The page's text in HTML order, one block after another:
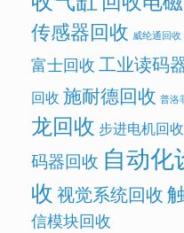
传感器回收 威纶通回收
富士回收工业读码
回收 施耐德回收 普洛
龙回收 步进电机回收
码器回收 自动化
收视觉系统回收
信模块回收